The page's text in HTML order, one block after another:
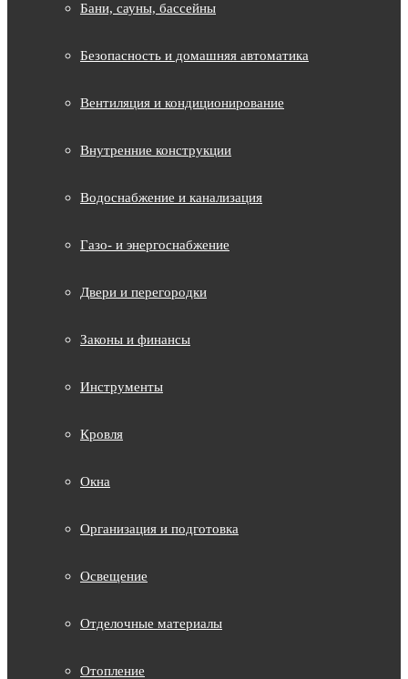
Бани, сауны, бассейны
Безопасность и домашняя автоматика
Вентиляция и кондиционирование
Внутренние конструкции
Водоснабжение и канализация
Газо- и энергоснабжение
Двери и перегородки
Законы и финансы
Инструменты
Кровля
Окна
Организация и подготовка
Освещение
Отделочные материалы
Отопление